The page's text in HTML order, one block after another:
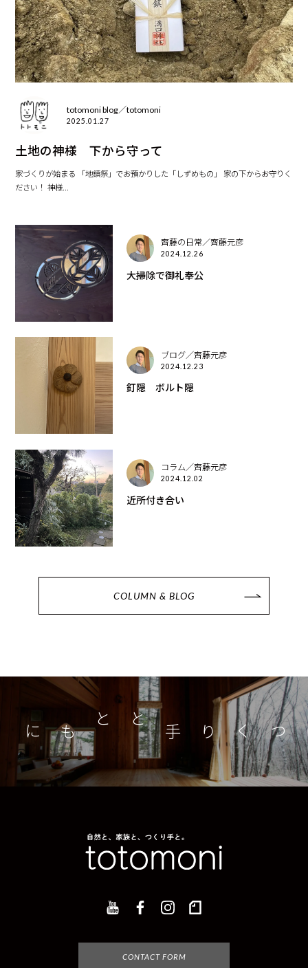
totomoni blog／totomoni
2025.01.27
土地の神様 下から守って
家づくりが始まる 「地鎮祭」でお預かりした「しずめもの」 家の下からお守りく
ださい！ 神様...
齊藤の日常／齊藤元彦
2024.12.26
大掃除で御礼奉公
ブログ／齊藤元彦
2024.12.23
釘隠 ボルト隠
コラム／齊藤元彦
2024.12.02
近所付き合い
COLUMN & BLOG
つくり手とともに
CONTACT FORM